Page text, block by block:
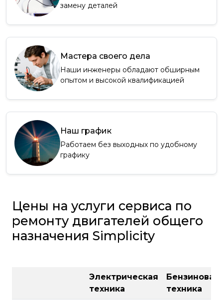
замену деталей
Мастера своего дела
Наши инженеры обладают обширным
опытом и высокой квалификацией
Наш график
Работаем без выходных по удобному
графику
Цены на услуги сервиса по
ремонту двигателей общего
назначения Simplicity
Электрическая
техника
Бензиновая
техника